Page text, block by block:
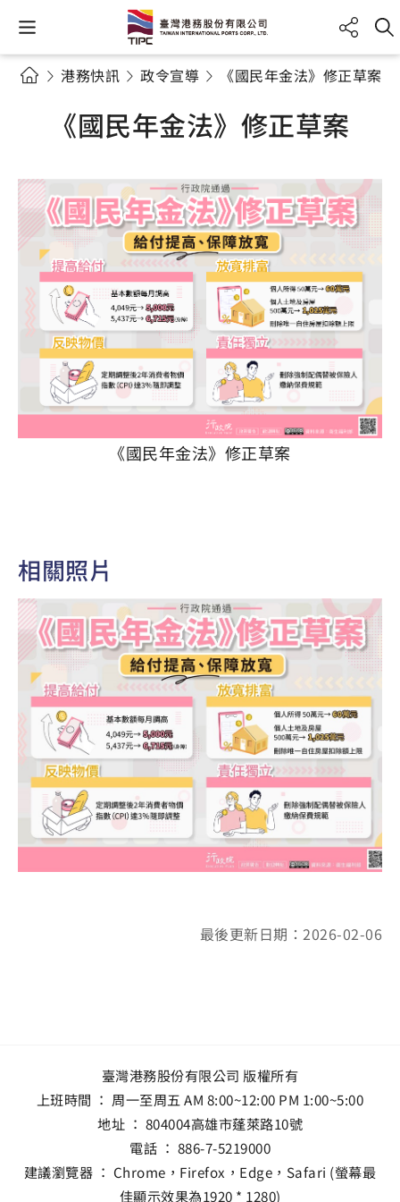
港務快訊 政令宣導 《國民年金法》修正草案
《國民年金法》修正草案
《國民年金法》修正草案
相關照片
最後更新日期：2026-02-06
臺灣港務股份有限公司 版權所有
上班時間 ： 周一至周五 AM 8:00~12:00 PM 1:00~5:00
地址 ： 804004高雄市蓬萊路10號
電話 ： 886-7-5219000
建議瀏覽器 ： Chrome，Firefox，Edge，Safari (螢幕最
佳顯示效果為1920 * 1280)